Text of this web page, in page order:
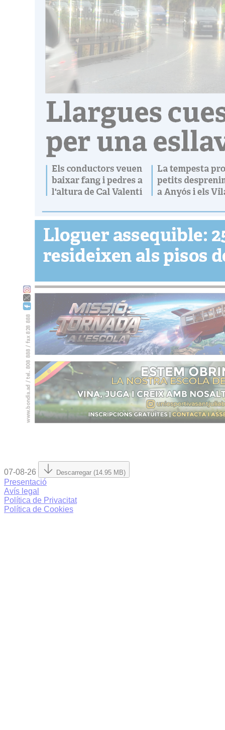
07-08-26 Descarregar (14.95 MB)
Presentació
Avís legal
Política de Privacitat
Política de Cookies